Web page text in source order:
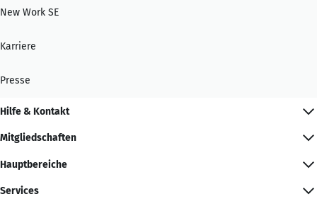
New Work SE
Karriere
Presse
Hilfe & Kontakt
Mitgliedschaften
Hauptbereiche
Services